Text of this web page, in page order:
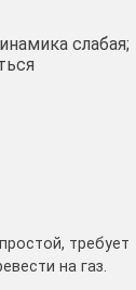
слабая;
требует
на газ.